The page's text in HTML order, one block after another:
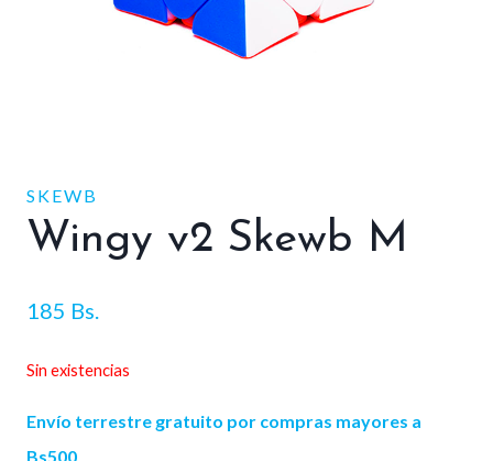
SKEWB
Wingy v2 Skewb M
185 Bs.
Sin existencias
Envío terrestre gratuito por compras mayores a
Bs500